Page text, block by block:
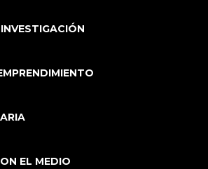
EL MEDIO